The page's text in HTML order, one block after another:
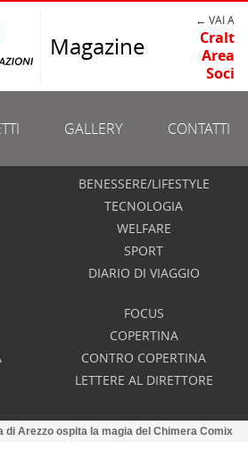
Magazine
← VAI A
Cralt
Area
Soci
GALLERY CONTATTI
BENESSERE/LIFESTYLE
TECNOLOGIA
WELFARE
SPORT
DIARIO DI VIAGGIO
FOCUS
COPERTINA
CONTRO COPERTINA
LETTERE AL DIRETTORE
di Arezzo ospita la magia del Chimera Comix